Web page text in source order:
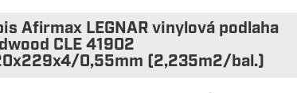
Afirmax LEGNAR vinylová podlaha
CLE 41902
0,55mm (2,235m2/bal.)